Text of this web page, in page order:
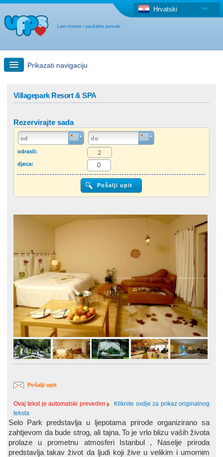
Last-minute i paušalne ponude
Hrvatski
Prikazati navigaciju
"Last Minute"ponuda + Paušalna ponuda
Druga država
Villagepark Resort & SPA
Rezervirajte sada
odrasli:
djeca:
Pošalji upit
Ovaj tekst je automatski preveden
Kliknite ovdje za prikaz originalnog
teksta
Selo Park
predstavlja u ljepotama prirode organizirano sa
zahtjevom da bude strog, ali tajna. To je vrlo blizu vaših života
prolaze u prometnu atmosferi
Istanbul
, Naselje priroda
predstavlja takav život da ljudi koji žive u velikim i umornim